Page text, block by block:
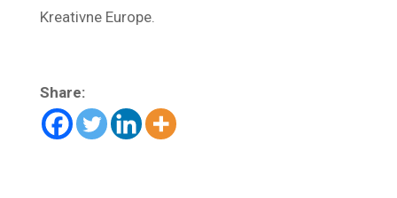
Kreativne Europe.
Share: